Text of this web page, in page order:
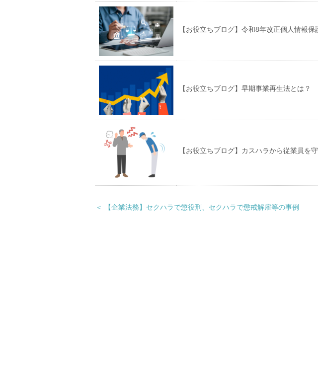
【お役立ちブログ】令和8年改正個人情報保
【お役立ちブログ】早期事業再生法とは？
【お役立ちブログ】カスハラから従業員を
＜ 【企業法務】セクハラで懲役刑、セクハラで懲戒解雇等の事例